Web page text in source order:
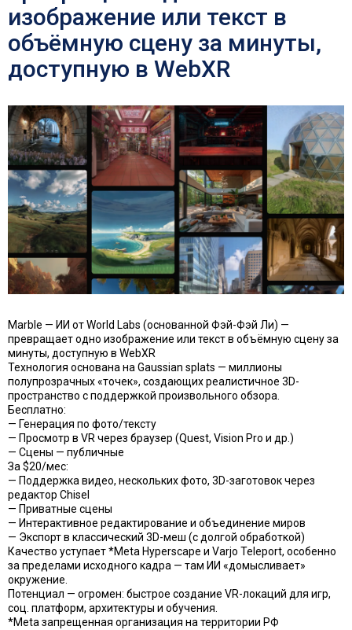
изображение или текст в
объёмную сцену за минуты,
доступную в WebXR
Marble — ИИ от World Labs (основанной Фэй-Фэй Ли) —
превращает одно изображение или текст в объёмную сцену за
минуты, доступную в WebXR
Технология основана на Gaussian splats — миллионы
полупрозрачных «точек», создающих реалистичное 3D-
пространство с поддержкой произвольного обзора.
Бесплатно:
— Генерация по фото/тексту
— Просмотр в VR через браузер (Quest, Vision Pro и др.)
— Сцены — публичные
За $20/мес:
— Поддержка видео, нескольких фото, 3D-заготовок через
редактор Chisel
— Приватные сцены
— Интерактивное редактирование и объединение миров
— Экспорт в классический 3D-меш (с долгой обработкой)
Качество уступает *Meta Hyperscape и Varjo Teleport, особенно
за пределами исходного кадра — там ИИ «домысливает»
окружение.
Потенциал — огромен: быстрое создание VR-локаций для игр,
соц. платформ, архитектуры и обучения.
*Meta запрещенная организация на территории РФ